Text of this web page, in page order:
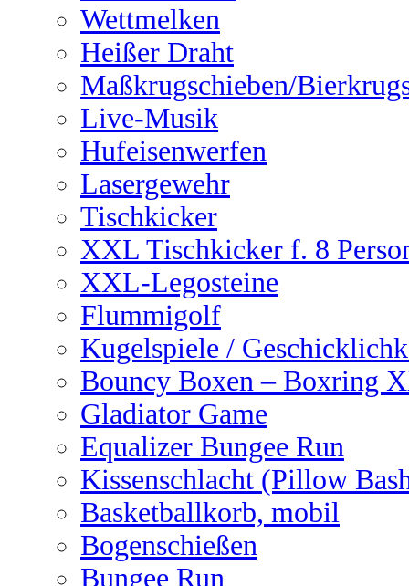
Wettmelken
Heißer Draht
Maßkrugschieben/
Live-Musik
Hufeisenwerfen
Lasergewehr
Tischkicker
XXL Tischkicker f. 8
XXL-Legosteine
Flummigolf
Kugelspiele /
Bouncy Boxen – Boxring
Gladiator Game
Equalizer Bungee Run
Kissenschlacht (Pillow
Basketballkorb, mobil
Bogenschießen
Bungee Run